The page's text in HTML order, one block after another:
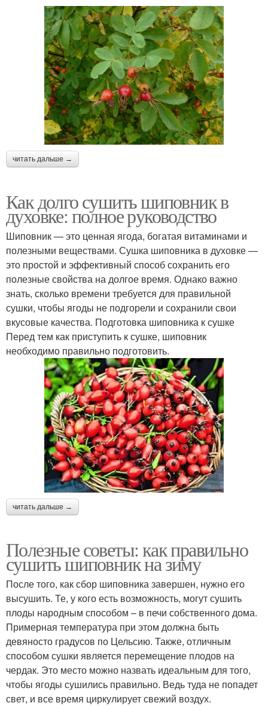
читать дальше →
Как долго сушить шиповник в
духовке: полное руководство
Шиповник — это ценная ягода, богатая витаминами и
полезными веществами. Сушка шиповника в духовке —
это простой и эффективный способ сохранить его
полезные свойства на долгое время. Однако важно
знать, сколько времени требуется для правильной
сушки, чтобы ягоды не подгорели и сохранили свои
вкусовые качества. Подготовка шиповника к сушке
Перед тем как приступить к сушке, шиповник
необходимо правильно подготовить.
читать дальше →
Полезные советы: как правильно
сушить шиповник на зиму
После того, как сбор шиповника завершен, нужно его
высушить. Те, у кого есть возможность, могут сушить
плоды народным способом – в печи собственного дома.
Примерная температура при этом должна быть
девяносто градусов по Цельсию. Также, отличным
способом сушки является перемещение плодов на
чердак. Это место можно назвать идеальным для того,
чтобы ягоды сушились правильно. Ведь туда не попадет
свет, и все время циркулирует свежий воздух.